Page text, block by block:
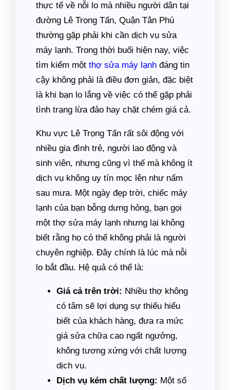
thực tế về nỗi lo mà nhiều người dân tại
đường Lê Trọng Tấn, Quận Tân Phú
thường gặp phải khi cần dịch vụ sửa
máy lạnh. Trong thời buổi hiện nay, việc
tìm kiếm một thợ sửa máy lạnh đáng tin
cậy không phải là điều đơn giản, đặc biệt
là khi bạn lo lắng về việc có thể gặp phải
tình trạng lừa đảo hay chặt chém giá cả.
Khu vực Lê Trọng Tấn rất sôi động với
nhiều gia đình trẻ, người lao động và
sinh viên, nhưng cũng vì thế mà không ít
dịch vụ không uy tín mọc lên như nấm
sau mưa. Một ngày đẹp trời, chiếc máy
lạnh của bạn bỗng dưng hỏng, bạn gọi
một thợ sửa máy lạnh nhưng lại không
biết rằng họ có thể không phải là người
chuyên nghiệp. Đây chính là lúc mà nỗi
lo bắt đầu. Hệ quả có thể là:
Giá cả trên trời: Nhiều thợ không
có tâm sẽ lợi dụng sự thiếu hiểu
biết của khách hàng, đưa ra mức
giá sửa chữa cao ngất ngưởng,
không tương xứng với chất lượng
dịch vụ.
Dịch vụ kém chất lượng: Một số